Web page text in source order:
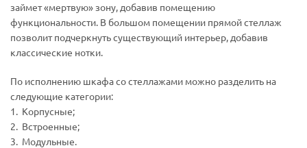
займет «мертвую» зону, добавив помещению
функциональности. В большом помещении прямой стеллаж
позволит подчеркнуть существующий интерьер, добавив
классические нотки.
По исполнению шкафа со стеллажами можно разделить на
следующие категории:
1. Корпусные;
2. Встроенные;
3. Модульные.